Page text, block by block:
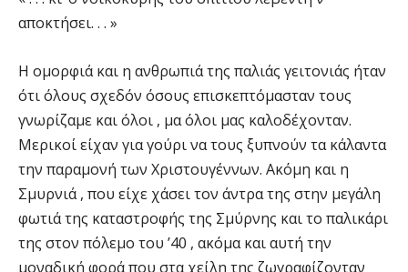
αποκτήσει. . . »
Η ομορφιά και η ανθρωπιά της παλιάς γειτονιάς ήταν
ότι όλους σχεδόν όσους επισκεπτόμασταν τους
γνωρίζαμε και όλοι , μα όλοι μας καλοδέχονταν.
Μερικοί είχαν για γούρι να τους ξυπνούν τα κάλαντα
την παραμονή των Χριστουγέννων. Ακόμη και η
Σμυρνιά , που είχε χάσει τον άντρα της στην μεγάλη
φωτιά της καταστροφής της Σμύρνης και το παλικάρι
της στον πόλεμο του ’40 , ακόμα και αυτή την
μοναδική φορά που στα χείλη της ζωγραφίζονταν